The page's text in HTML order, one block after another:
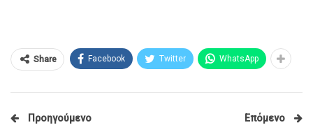
Share Facebook Twitter WhatsApp
Προηγούμενο
Επόμενο